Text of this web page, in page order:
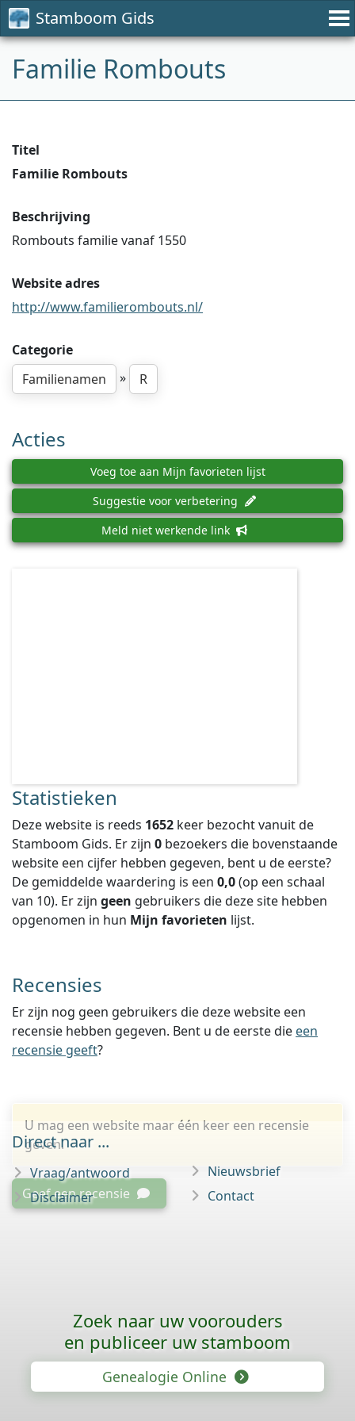
Stamboom Gids
Familie Rombouts
Titel
Familie Rombouts
Beschrijving
Rombouts familie vanaf 1550
Website adres
http://www.familierombouts.nl/
Categorie
Familienamen
» R
Acties
Voeg toe aan Mijn favorieten lijst
Suggestie voor verbetering
Meld niet werkende link
Statistieken
Deze website is reeds 1652 keer bezocht vanuit de
Stamboom Gids. Er zijn 0 bezoekers die bovenstaande
website een cijfer hebben gegeven, bent u de eerste?
De gemiddelde waardering is een 0,0(op een schaal
van 10). Er zijn geen gebruikers die deze site hebben
opgenomen in hun Mijn favorieten lijst.
Recensies
Er zijn nog geen gebruikers die deze website een
recensie hebben gegeven. Bent u de eerste die een
recensie geeft?
U mag een website maar één keer een recensie
geven.
Geef een recensie
Direct naar ...
Vraag/antwoord
Disclaimer
Nieuwsbrief
Contact
Zoek naar uw voorouders
en publiceer uw stamboom
Genealogie Online